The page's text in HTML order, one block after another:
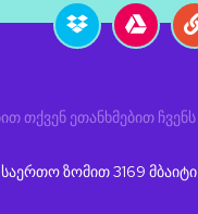
თქვენ ეთანხმებით ჩვენს
ზომით3169 მბაიტი.